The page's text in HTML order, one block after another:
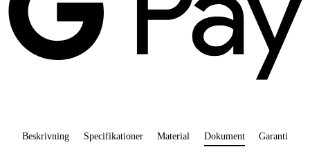
Beskrivning Specifikationer Material Dokument Garanti